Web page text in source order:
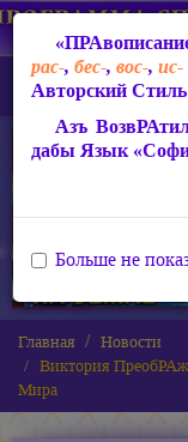
Главная
Новости
Виктория
Мира
рас-, бес-, вос-, ис-
Авторский
Азъ
дабы Язык
Больше не